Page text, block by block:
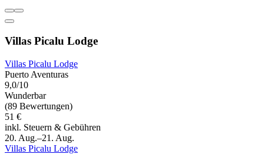
Villas Picalu Lodge
Villas Picalu Lodge
Puerto Aventuras
9,0/10
Wunderbar
(89 Bewertungen)
51 €
inkl. Steuern & Gebühren
20. Aug.–21. Aug.
Villas Picalu Lodge